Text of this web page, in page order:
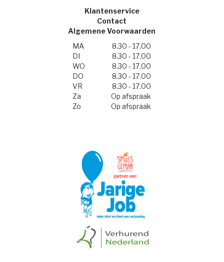
Klantenservice
Contact
Algemene Voorwaarden
MA
8.30 - 17.00
DI
8.30 - 17.00
WO
8.30 - 17.00
DO
8.30 - 17.00
VR
8.30 - 17.00
Za
Op afspraak
Zo
Op afspraak